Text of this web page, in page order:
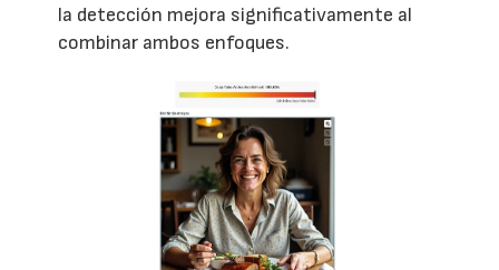
la detección mejora significativamente al
combinar ambos enfoques.